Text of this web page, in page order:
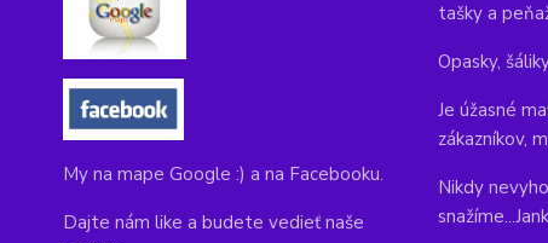
My na mape Google :) a na Facebooku.
Dajte nám like a budete vedieť naše
tašky a
Opasky,
Je úžasné
zákazníkov,
Nikdy